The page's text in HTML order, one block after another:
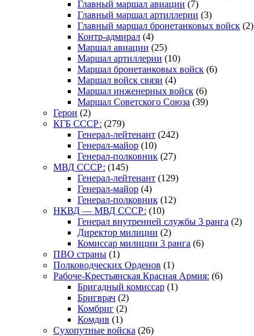
Главный маршал авиации (7)
Главный маршал артиллерии (3)
Главный маршал бронетанковых войск (2)
Контр-адмирал (4)
Маршал авиации (25)
Маршал артиллерии (10)
Маршал бронетанковых войск (6)
Маршал войск связи (4)
Маршал инженерных войск (6)
Маршал Советского Союза (39)
Герои (2)
КГБ СССР: (279)
Генерал-лейтенант (242)
Генерал-майор (10)
Генерал-полковник (27)
МВД СССР: (145)
Генерал-лейтенант (129)
Генерал-майор (4)
Генерал-полковник (12)
НКВД — МВД СССР: (10)
Генерал внутренней службы 3 ранга (2)
Директор милиции (2)
Комиссар милиции 3 ранга (6)
ПВО страны (1)
Полководческих Орденов (1)
Рабоче-Крестьянская Красная Армия: (6)
Бригадный комиссар (1)
Бригврач (2)
Комбриг (2)
Комдив (1)
Сухопутные войска (26)